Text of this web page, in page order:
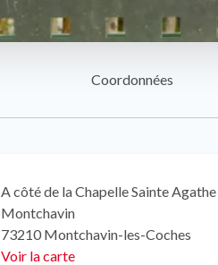
Coordonnées
A côté de la Chapelle Sainte Agathe
Montchavin
73210 Montchavin-les-Coches
Voir la carte